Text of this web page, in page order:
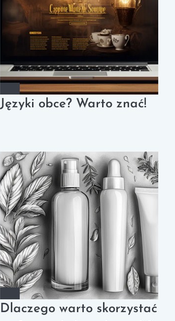
Języki obce? Warto znać!
Dlaczego warto skorzystać